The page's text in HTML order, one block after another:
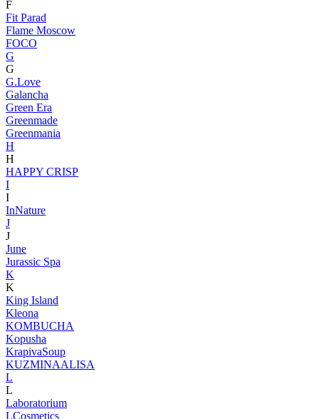
F
Fit Parad
Flame Moscow
FOCO
G
G
G.Love
Galancha
Green Era
Greenmade
Greenmania
H
H
HAPPY CRISP
I
I
InNature
J
J
June
Jurassic Spa
K
K
King Island
Kleona
KOMBUCHA
Kopusha
KrapivaSoup
KUZMINAALISA
L
L
Laboratorium
LCosmetics